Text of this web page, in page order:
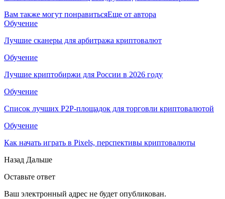
Вам также могут понравитьсяЕще от автора
Обучение
Лучшие сканеры для арбитража криптовалют
Обучение
Лучшие криптобиржи для России в 2026 году
Обучение
Список лучших P2P-площадок для торговли криптовалютой
Обучение
Как начать играть в Pixels, перспективы криптовалюты
Назад Дальше
Оставьте ответ
Ваш электронный адрес не будет опубликован.